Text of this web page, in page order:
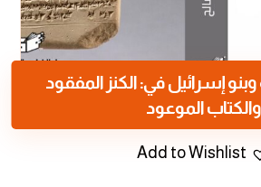
إسرائيل في: الكنز المفقود
والكتاب الموعود
Add to Wishlist